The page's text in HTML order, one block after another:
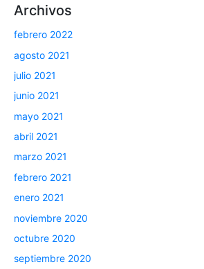
Archivos
febrero 2022
agosto 2021
julio 2021
junio 2021
mayo 2021
abril 2021
marzo 2021
febrero 2021
enero 2021
noviembre 2020
octubre 2020
septiembre 2020